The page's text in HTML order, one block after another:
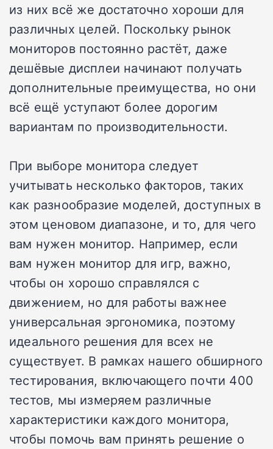
из них всё же достаточно хороши для
различных целей. Поскольку рынок
мониторов постоянно растёт, даже
дешёвые дисплеи начинают получать
дополнительные преимущества, но они
всё ещё уступают более дорогим
вариантам по производительности.
При выборе монитора следует
учитывать несколько факторов, таких
как разнообразие моделей, доступных в
этом ценовом диапазоне, и то, для чего
вам нужен монитор. Например, если
вам нужен монитор для игр, важно,
чтобы он хорошо справлялся с
движением, но для работы важнее
универсальная эргономика, поэтому
идеального решения для всех не
существует. В рамках нашего обширного
тестирования, включающего почти 400
тестов, мы измеряем различные
характеристики каждого монитора,
чтобы помочь вам принять решение о